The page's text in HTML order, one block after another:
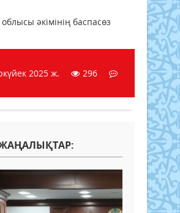
әкімінің баспасөз
2025 ж.
296